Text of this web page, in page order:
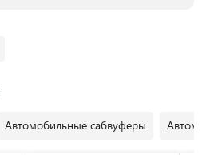
Автомобильные сабвуферы